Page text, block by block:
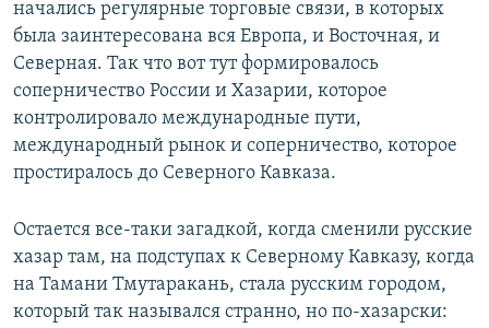
начались регулярные торговые связи, в которых
была заинтересована вся Европа, и Восточная, и
Северная. Так что вот тут формировалось
соперничество России и Хазарии, которое
контролировало международные пути,
международный рынок и соперничество, которое
простиралось до Северного Кавказа.
Остается все-таки загадкой, когда сменили русские
хазар там, на подступах к Северному Кавказу, когда
на Тамани Тмутаракань, стала русским городом,
который так назывался странно, но по-хазарски: